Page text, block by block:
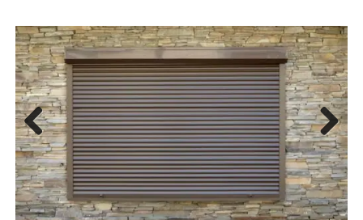
Previous Next